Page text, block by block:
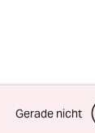
Gerade nicht